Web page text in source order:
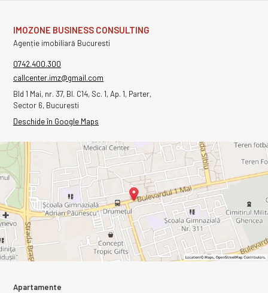
IMOZONE BUSINESS CONSULTING
Agenție imobiliară Bucuresti
0742.400.300
callcenter.imz@gmail.com
Bld 1 Mai, nr. 37, Bl. C14, Sc. 1, Ap. 1, Parter,
Sector 6, Bucuresti
Deschide în Google Maps
Apartamente